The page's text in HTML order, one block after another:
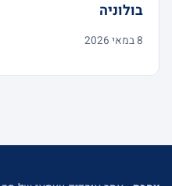
בולוניה
8 במאי 2026